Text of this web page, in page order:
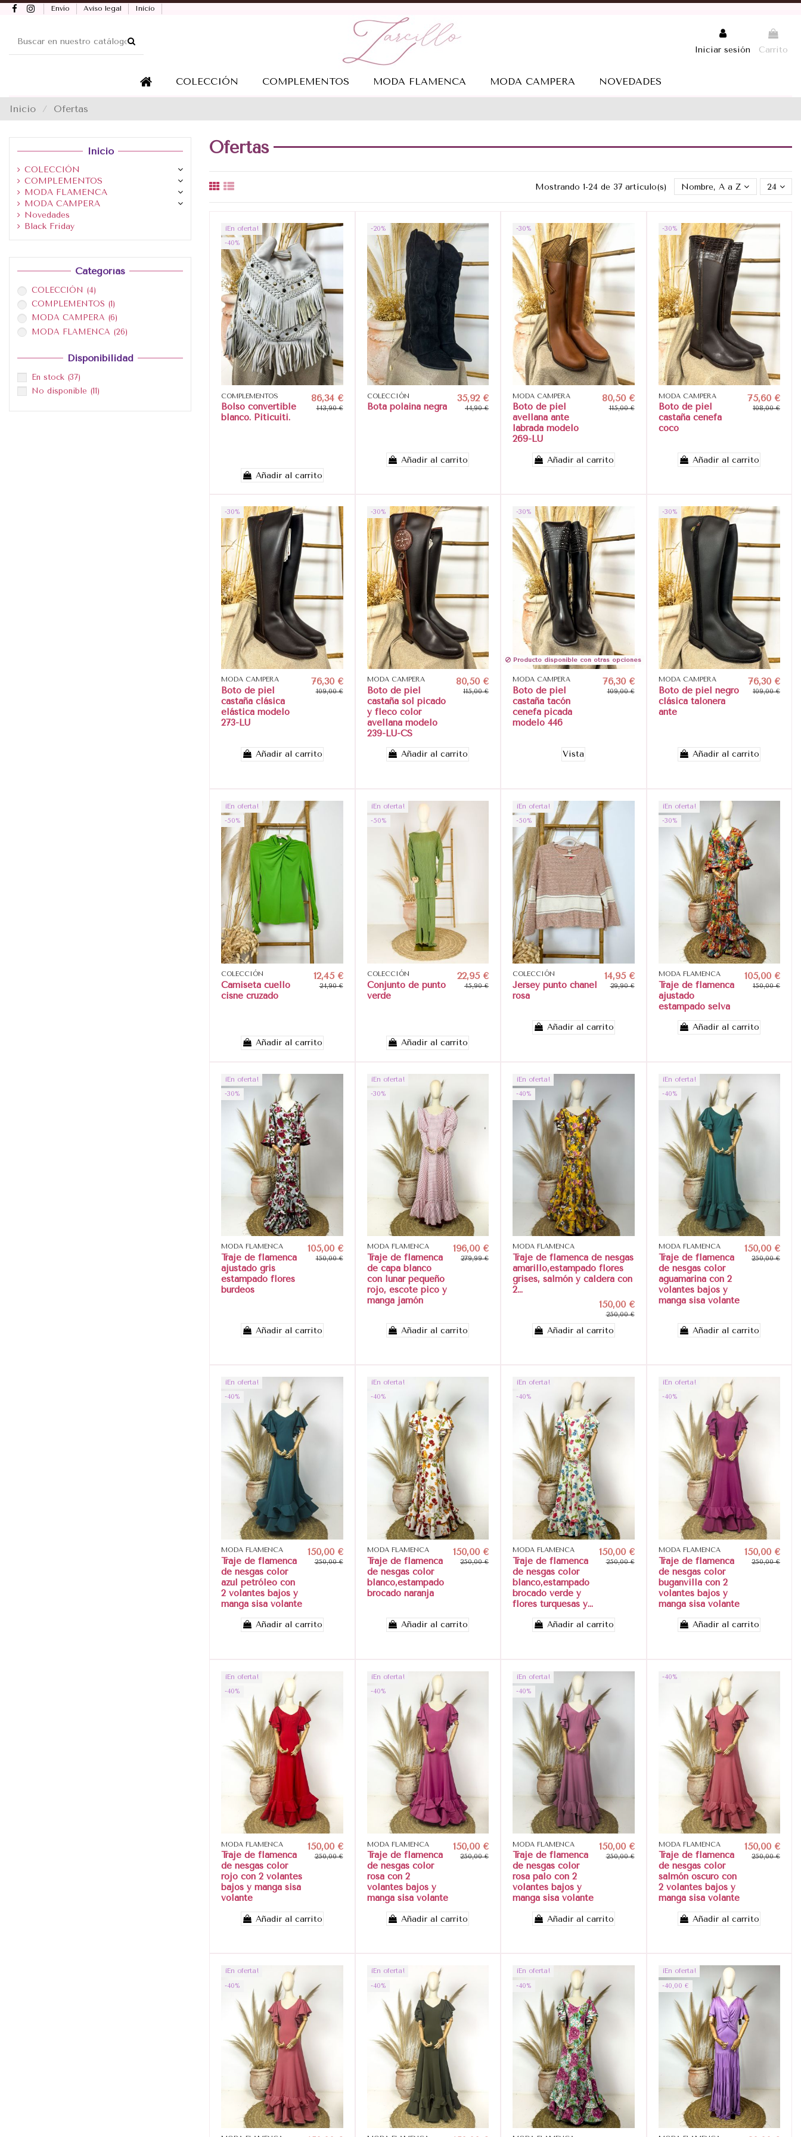
Envío Aviso legal Inicio
Iniciar sesión Carrito
COLECCIÓN COMPLEMENTOS MODA FLAMENCA MODA CAMPERA NOVEDADES
Inicio Ofertas
Ofertas
Mostrando 1-24 de 37 artículo(s) Nombre, A a Z 24
¡En oferta!
-40%
COMPLEMENTOS
Bolso convertible
blanco. Piticuiti.
86,34 €
143,90 €
Añadir al carrito
-20%
COLECCIÓN
Bota polaina negra
35,92 €
44,90 €
Añadir al carrito
-30%
MODA CAMPERA
Boto de piel
avellana ante
labrada modelo
269-LU
80,50 €
115,00 €
Añadir al carrito
-30%
MODA CAMPERA
Boto de piel
castaña cenefa
coco
75,60 €
108,00 €
Añadir al carrito
-30%
MODA CAMPERA
Boto de piel
castaña clásica
elástica modelo
273-LU
76,30 €
109,00 €
Añadir al carrito
-30%
MODA CAMPERA
Boto de piel
castaña sol picado
y fleco color
avellana modelo
239-LU-CS
80,50 €
115,00 €
Añadir al carrito
-30%
Producto disponible con otras opciones
MODA CAMPERA
Boto de piel
castaña tacón
cenefa picada
modelo 446
76,30 €
109,00 €
Vista
-30%
MODA CAMPERA
Boto de piel negro
clásica talonera
ante
76,30 €
109,00 €
Añadir al carrito
¡En oferta!
-50%
COLECCIÓN
Camiseta cuello
cisne cruzado
12,45 €
24,90 €
Añadir al carrito
¡En oferta!
-50%
COLECCIÓN
Conjunto de punto
verde
22,95 €
45,90 €
Añadir al carrito
¡En oferta!
-50%
COLECCIÓN
Jersey punto chanel
rosa
14,95 €
29,90 €
Añadir al carrito
¡En oferta!
-30%
MODA FLAMENCA
Traje de flamenca
ajustado
estampado selva
105,00 €
150,00 €
Añadir al carrito
¡En oferta!
-30%
MODA FLAMENCA
Traje de flamenca
ajustado gris
estampado flores
burdeos
105,00 €
150,00 €
Añadir al carrito
¡En oferta!
-30%
MODA FLAMENCA
Traje de flamenca
de capa blanco
con lunar pequeño
rojo, escote pico y
manga jamón
196,00 €
279,99 €
Añadir al carrito
¡En oferta!
-40%
MODA FLAMENCA
Traje de flamenca de nesgas
amarillo,estampado flores
grises, salmón y caldera con
2...
150,00 €
250,00 €
Añadir al carrito
¡En oferta!
-40%
MODA FLAMENCA
Traje de flamenca
de nesgas color
aguamarina con 2
volantes bajos y
manga sisa volante
150,00 €
250,00 €
Añadir al carrito
¡En oferta!
-40%
MODA FLAMENCA
Traje de flamenca
de nesgas color
azul petróleo con
2 volantes bajos y
manga sisa volante
150,00 €
250,00 €
Añadir al carrito
¡En oferta!
-40%
MODA FLAMENCA
Traje de flamenca
de nesgas color
blanco,estampado
brocado naranja
150,00 €
250,00 €
Añadir al carrito
¡En oferta!
-40%
MODA FLAMENCA
Traje de flamenca
de nesgas color
blanco,estampado
brocado verde y
flores turquesas y...
150,00 €
250,00 €
Añadir al carrito
¡En oferta!
-40%
MODA FLAMENCA
Traje de flamenca
de nesgas color
buganvilla con 2
volantes bajos y
manga sisa volante
150,00 €
250,00 €
Añadir al carrito
¡En oferta!
-40%
MODA FLAMENCA
Traje de flamenca
de nesgas color
rojo con 2 volantes
bajos y manga sisa
volante
150,00 €
250,00 €
Añadir al carrito
¡En oferta!
-40%
MODA FLAMENCA
Traje de flamenca
de nesgas color
rosa con 2
volantes bajos y
manga sisa volante
150,00 €
250,00 €
Añadir al carrito
¡En oferta!
-40%
MODA FLAMENCA
Traje de flamenca
de nesgas color
rosa palo con 2
volantes bajos y
manga sisa volante
150,00 €
250,00 €
Añadir al carrito
-40%
MODA FLAMENCA
Traje de flamenca
de nesgas color
salmón oscuro con
2 volantes bajos y
manga sisa volante
150,00 €
250,00 €
Añadir al carrito
¡En oferta!
-40%
¡En oferta!
-40%
¡En oferta!
-40%
¡En oferta!
-40,00 €
Inicio
COLECCIÓN
COMPLEMENTOS
MODA FLAMENCA
MODA CAMPERA
Novedades
Black Friday
Categorías
COLECCIÓN (4)
COMPLEMENTOS (1)
MODA CAMPERA (6)
MODA FLAMENCA (26)
Disponibilidad
En stock (37)
No disponible (11)